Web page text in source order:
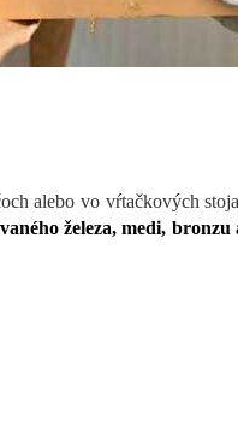
alebo vo vŕtačkových
železa, medi,